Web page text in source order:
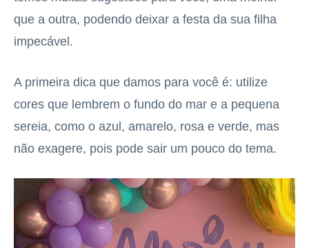
que a outra, podendo deixar a festa da sua filha
impecável.
A primeira dica que damos para você é: utilize
cores que lembrem o fundo do mar e a pequena
sereia, como o azul, amarelo, rosa e verde, mas
não exagere, pois pode sair um pouco do tema.